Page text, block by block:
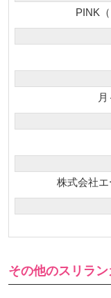
PINK
株式会社
その他のスリラ